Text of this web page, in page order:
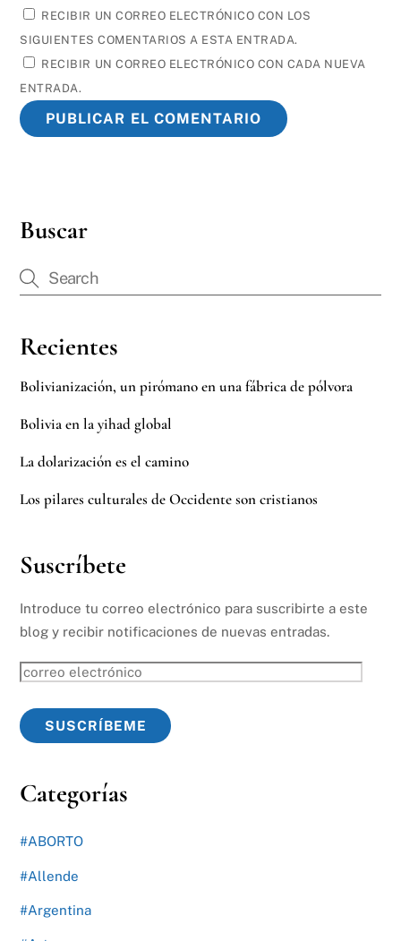
RECIBIR UN CORREO ELECTRÓNICO CON LOS
SIGUIENTES COMENTARIOS A ESTA ENTRADA.
RECIBIR UN CORREO ELECTRÓNICO CON CADA NUEVA
ENTRADA.
Buscar
Recientes
Bolivianización, un pirómano en una fábrica de pólvora
Bolivia en la yihad global
La dolarización es el camino
Los pilares culturales de Occidente son cristianos
Suscríbete
Introduce tu correo electrónico para suscribirte a este
blog y recibir notificaciones de nuevas entradas.
correo
SUSCRÍBEME
Categorías
#ABORTO
#Allende
#Argentina